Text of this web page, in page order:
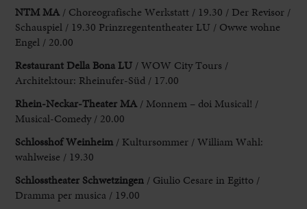
NTM MA / Choreografische Werkstatt / 19.30 / Der Revisor /
Schauspiel / 19.30 Prinzregententheater LU / Owwe wohne
Engel / 20.00
Restaurant Della Bona LU / WOW City Tours /
Architektour: Rheinufer-Süd / 17.00
Rhein-Neckar-Theater MA / Monnem – doi Musical! /
Musical-Comedy / 20.00
Schlosshof Weinheim / Kultursommer / William Wahl:
wahlweise / 19.30
Schlosstheater Schwetzingen / Giulio Cesare in Egitto /
Dramma per musica / 19.00